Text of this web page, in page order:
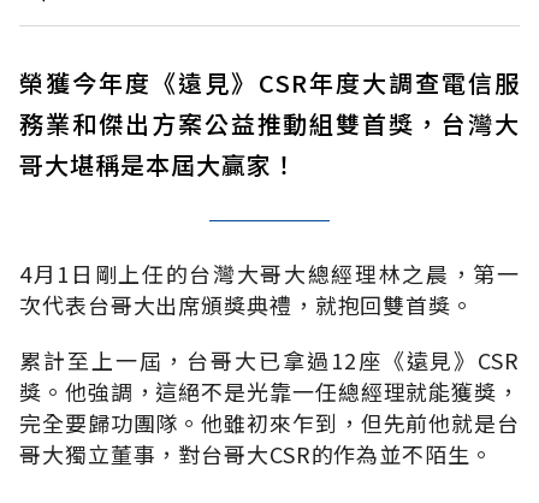
榮獲今年度《遠見》CSR年度大調查電信服
務業和傑出方案公益推動組雙首獎，台灣大
哥大堪稱是本屆大贏家！
4月1日剛上任的台灣大哥大總經理林之晨，第一
次代表台哥大出席頒獎典禮，就抱回雙首獎。
累計至上一屆，台哥大已拿過12座《遠見》CSR
獎。他強調，這絕不是光靠一任總經理就能獲獎，
完全要歸功團隊。他雖初來乍到，但先前他就是台
哥大獨立董事，對台哥大CSR的作為並不陌生。